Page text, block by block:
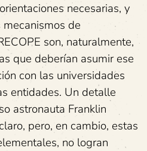
necesarias, y
de
son, naturalmente,
que deberían asumir ese
con las universidades
entidades. Un detalle
astronauta Franklin
pero, en cambio, estas
no logran